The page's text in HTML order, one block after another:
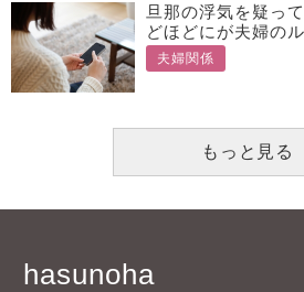
旦那の浮気を疑っ
どほどにが夫婦の
夫婦関係
もっと見る
hasunoha